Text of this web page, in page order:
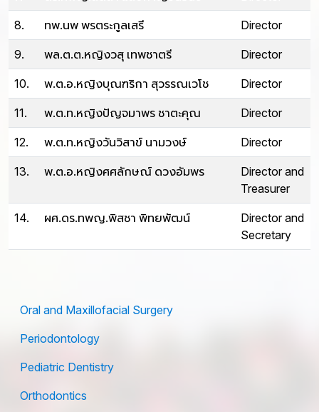
8. ทพ.นพ พรตระกูลเสรี Director
9. พล.ต.ต.หญิงวสุ เทพชาตรี Director
10. พ.ต.อ.หญิงบุณฑริกา สุวรรณเวโช Director
11. พ.ต.ท.หญิงปัญจมาพร ชาตะคุณ Director
12. พ.ต.ท.หญิงวันวิสาข์ นามวงษ์ Director
13. พ.ต.อ.หญิงศศลักษณ์ ดวงอัมพร
Director and
Treasurer
14. ผศ.ดร.ทพญ.พิสชา พิทยพัฒน์
Director and
Secretary
Oral and Maxillofacial Surgery
Periodontology
Pediatric Dentistry
Orthodontics